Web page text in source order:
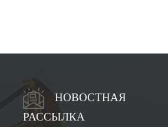
НОВОСТНАЯ
РАССЫЛКА